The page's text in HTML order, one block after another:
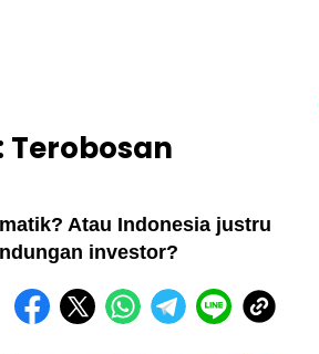
Terobosan
Atau Indonesia justru
investor?